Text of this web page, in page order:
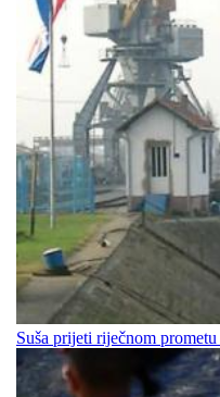
Suša prijeti riječnom